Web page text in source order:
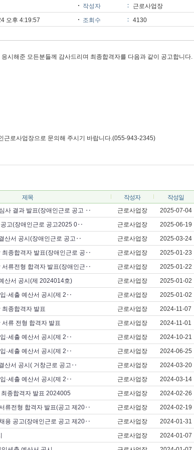
작성자
근로사업장
오후 4:19:57 조회수
4130
시해준 모든분들께 감사드리며 최종합격자를 다음과 같이 공고합니다.
근로사업장으로 문의해 주시기 바랍니다.(055-943-2345)
제목 작성자 작성일
사 결과 발표(장애인근로 공고 ‥ 근로사업장 2025-07-04
고(장애인근로 공고2025 0‥ 근로사업장 2025-06-19
산서 공시(장애인근로 공고‥ 근로사업장 2025-03-24
최종합격자 발표(장애인근로 공‥ 근로사업장 2025-01-23
서류전형 합격자 발표(장애인근‥ 근로사업장 2025-01-22
산서 공시(제 2024014호) 근로사업장 2025-01-02
·세출 예산서 공시(제 2‥ 근로사업장 2025-01-02
최종합격자 발표 근로사업장 2024-11-07
류 전형 합격자 발표 근로사업장 2024-11-01
·세출 예산서 공시(제 2‥ 근로사업장 2024-10-21
·세출 예산서 공시(제 2‥ 근로사업장 2024-06-25
산서 공시( 거창근로 공고‥ 근로사업장 2024-03-20
·세출 예산서 공시(제 2‥ 근로사업장 2024-03-14
종합격자 발표 2024005 근로사업장 2024-02-26
류전형 합격자 발표(공고 제20‥ 근로사업장 2024-02-19
용 공고(장애인근로 공고 제20‥ 근로사업장 2024-01-31
근로사업장 2024-01-07